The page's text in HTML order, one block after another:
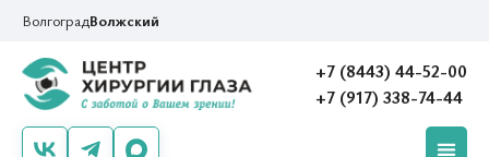
ВолгоградВолжский
+7 (8443) 44-52-00
+7 (917) 338-74-44